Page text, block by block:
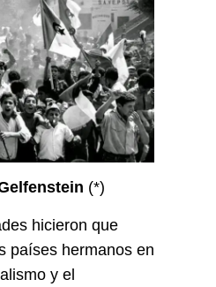
(*)
hicieron que
países hermanos en
y el